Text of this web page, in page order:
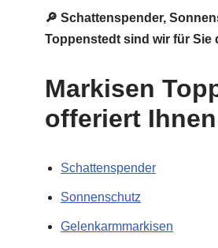
🔎 Schattenspender,
Toppenstedt sind wir für Sie
Markisen
offeriert
Schattenspender
Sonnenschutz
Gelenkarmmarkisen